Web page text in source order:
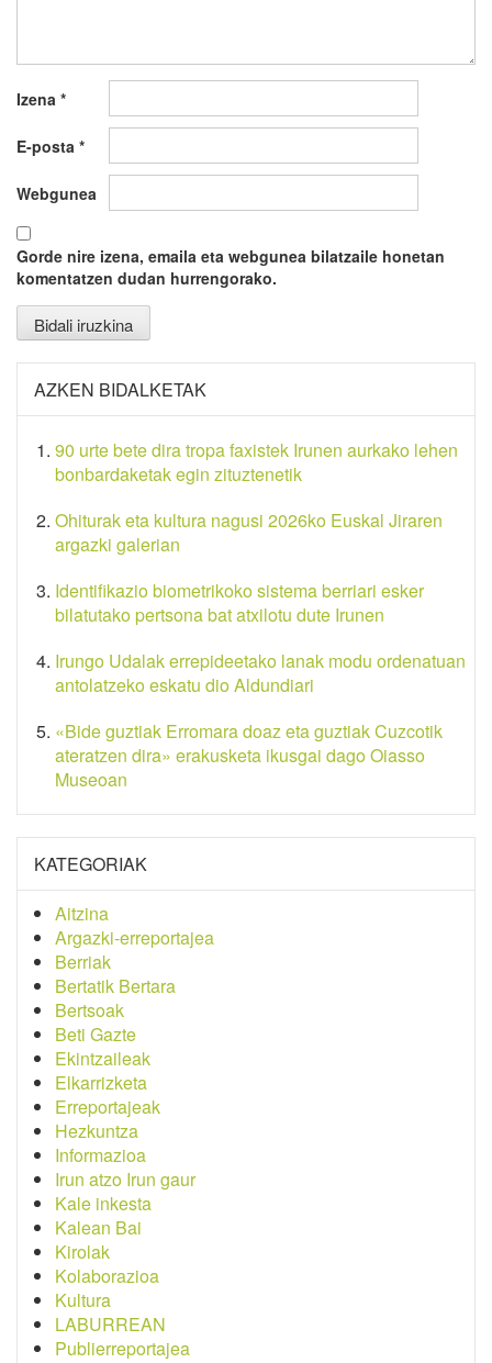
Izena *
E-posta *
Webgunea
Gorde nire izena, emaila eta webgunea bilatzaile honetan
komentatzen dudan hurrengorako.
AZKEN BIDALKETAK
90 urte bete dira tropa faxistek Irunen aurkako lehen
bonbardaketak egin zituztenetik
Ohiturak eta kultura nagusi 2026ko Euskal Jiraren
argazki galerian
Identifikazio biometrikoko sistema berriari esker
bilatutako pertsona bat atxilotu dute Irunen
Irungo Udalak errepideetako lanak modu ordenatuan
antolatzeko eskatu dio Aldundiari
«Bide guztiak Erromara doaz eta guztiak Cuzcotik
ateratzen dira» erakusketa ikusgai dago Oiasso
Museoan
KATEGORIAK
Aitzina
Argazki-erreportajea
Berriak
Bertatik Bertara
Bertsoak
Beti Gazte
Ekintzaileak
Elkarrizketa
Erreportajeak
Hezkuntza
Informazioa
Irun atzo Irun gaur
Kale inkesta
Kalean Bai
Kirolak
Kolaborazioa
Kultura
LABURREAN
Publierreportajea